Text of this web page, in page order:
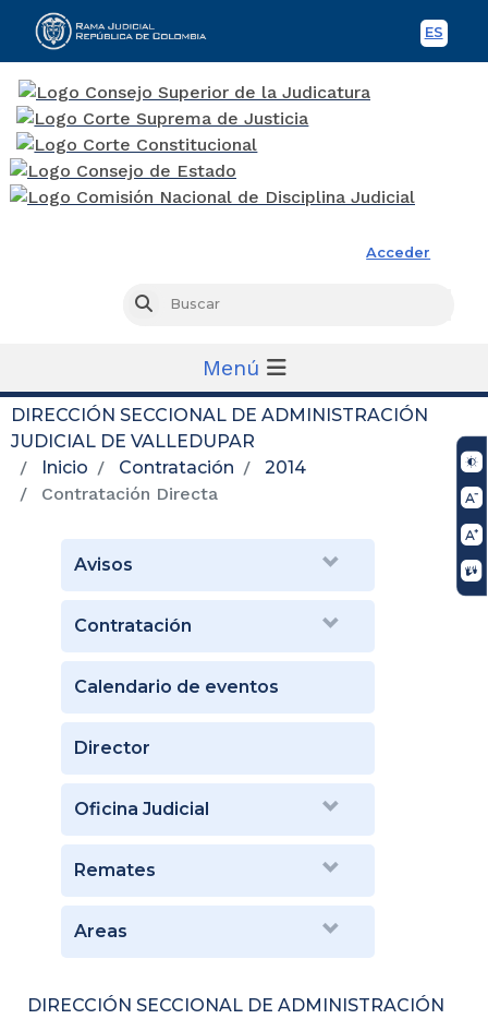
ES
Acceder
Buscar
Menú
DIRECCIÓN SECCIONAL DE ADMINISTRACIÓN
JUDICIAL DE VALLEDUPAR
Inicio
Contratación
2014
Contratación Directa
Avisos
Contratación
Calendario de eventos
Director
Oficina Judicial
Remates
Areas
DIRECCIÓN SECCIONAL DE ADMINISTRACIÓN